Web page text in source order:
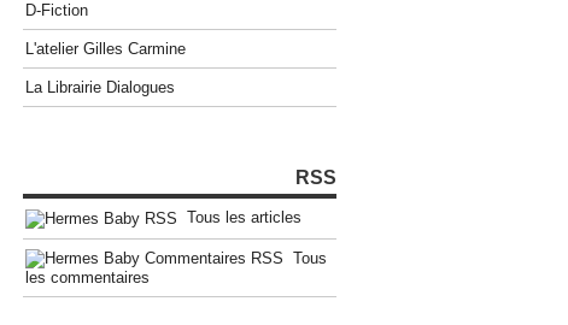
D-Fiction
L'atelier Gilles Carmine
La Librairie Dialogues
RSS
Tous les articles
Tous
les commentaires